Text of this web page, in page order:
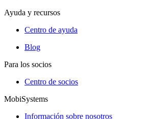
Ayuda y recursos
Centro de ayuda
Blog
Para los socios
Centro de socios
MobiSystems
Información sobre nosotros